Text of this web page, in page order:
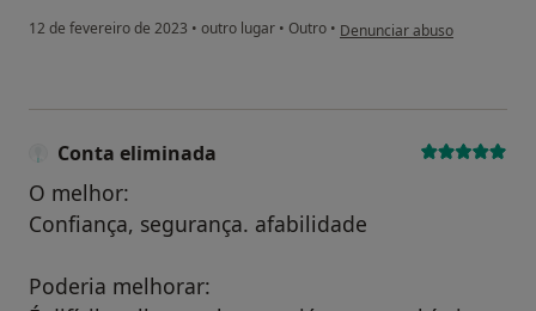
12 de fevereiro de 2023 • outro lugar • Outro • na opinião do utilizador Ana
Denunciar abuso
Conta eliminada
O melhor:
Confiança, segurança. afabilidade
Poderia melhorar: